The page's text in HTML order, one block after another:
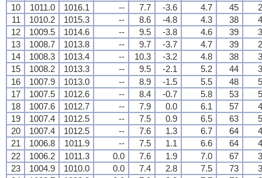
10
1011.0 1016.1 -- 7.7 -3.6 4.7 45
11
1010.2 1015.3 -- 8.6 -4.8 4.3 38
12
1009.5 1014.6 -- 9.5 -3.8 4.6 39
13
1008.7 1013.8 -- 9.7 -3.7 4.7 39
14
1008.3 1013.4 -- 10.3 -3.2 4.8 38
15
1008.2 1013.3 -- 9.5 -2.1 5.2 44
16
1007.9 1013.0 -- 8.9 -1.5 5.5 48
17
1007.5 1012.6 -- 8.4 -0.7 5.8 53
18
1007.6 1012.7 -- 7.9 0.0 6.1 57
19
1007.4 1012.5 -- 7.5 0.9 6.5 63
20
1007.4 1012.5 -- 7.6 1.3 6.7 64
21
1006.8 1011.9 -- 7.5 1.1 6.6 64
22
1006.2 1011.3 0.0 7.6 1.9 7.0 67
23
1004.9 1010.0 0.0 7.4 2.8 7.5 73